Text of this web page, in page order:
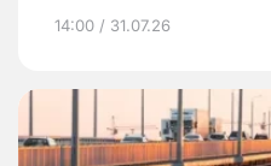
14:00 / 31.07.26